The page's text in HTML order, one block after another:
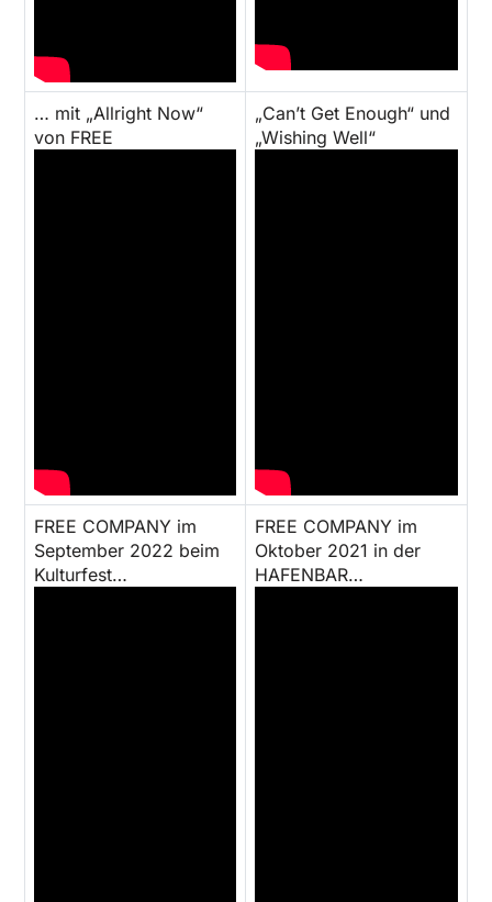
… mit „Allright Now“
von FREE
„Can’t Get Enough“ und
„Wishing Well“
FREE COMPANY im
September 2022 beim
Kulturfest…
FREE COMPANY im
Oktober 2021 in der
HAFENBAR…